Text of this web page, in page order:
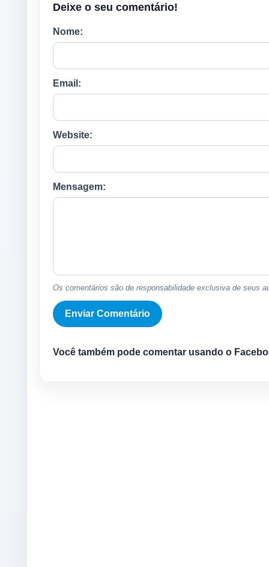
Deixe o seu comentário!
Nome:
Email:
Website:
Mensagem:
Os comentários são de responsabilidade exclusiva de seus
Você também pode comentar usando o